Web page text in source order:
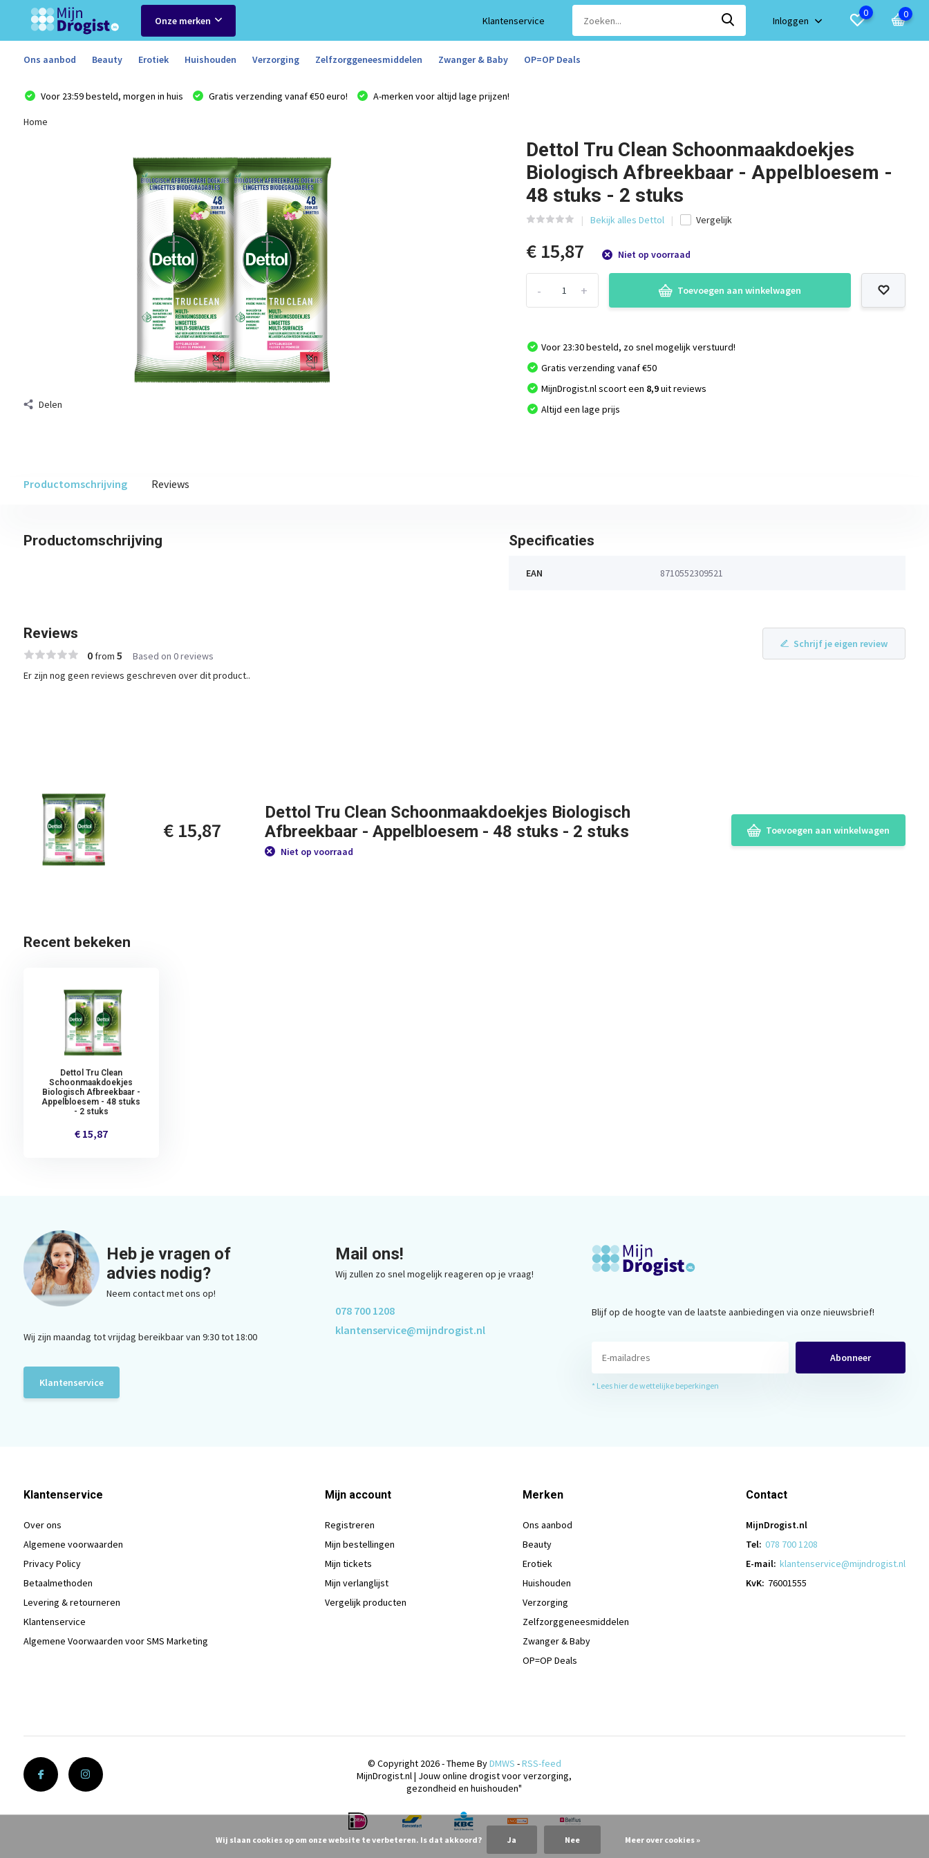
Onze merken Klantenservice Inloggen
0 0
Ons aanbod Beauty Erotiek Huishouden Verzorging Zelfzorggeneesmiddelen Zwanger & Baby OP=OP Deals
Voor 23:59 besteld, morgen in huis Gratis verzending vanaf €50 euro! A-merken voor altijd lage prijzen!
Home
Delen
Dettol Tru Clean Schoonmaakdoekjes
Biologisch Afbreekbaar - Appelbloesem -
48 stuks - 2 stuks
Bekijk alles Dettol Vergelijk
€ 15,87 Niet op voorraad
+
- Toevoegen aan winkelwagen
Voor 23:30 besteld, zo snel mogelijk verstuurd!
Gratis verzending vanaf €50
MijnDrogist.nl scoort een 8,9uit reviews
Altijd een lage prijs
Productomschrijving Reviews
Productomschrijving Specificaties
EAN 8710552309521
Reviews
0from 5 Based on 0 reviews
Schrijf je eigen review
Er zijn nog geen reviews geschreven over dit product..
€ 15,87
Dettol Tru Clean Schoonmaakdoekjes Biologisch
Afbreekbaar - Appelbloesem - 48 stuks - 2 stuks
Niet op voorraad
Toevoegen aan winkelwagen
Recent bekeken
Dettol Tru Clean
Schoonmaakdoekjes
Biologisch Afbreekbaar -
Appelbloesem - 48 stuks
- 2 stuks
€ 15,87
Heb je vragen of
advies nodig?
Neem contact met ons op!
Wij zijn maandag tot vrijdag bereikbaar van 9:30 tot 18:00
Klantenservice
Mail ons!
Wij zullen zo snel mogelijk reageren op je vraag!
078 700 1208
klantenservice@mijndrogist.nl
Blijf op de hoogte van de laatste aanbiedingen via onze nieuwsbrief!
Abonneer
* Lees hier de wettelijke beperkingen
Klantenservice
Over ons
Algemene voorwaarden
Privacy Policy
Betaalmethoden
Levering & retourneren
Klantenservice
Algemene Voorwaarden voor SMS Marketing
Mijn account
Registreren
Mijn bestellingen
Mijn tickets
Mijn verlanglijst
Vergelijk producten
Merken
Ons aanbod
Beauty
Erotiek
Huishouden
Verzorging
Zelfzorggeneesmiddelen
Zwanger & Baby
OP=OP Deals
Contact
MijnDrogist.nl
Tel: 078 700 1208
E-mail: klantenservice@mijndrogist.nl
KvK: 76001555
© Copyright 2026 - Theme ByDMWS -RSS-feed
MijnDrogist.nl | Jouw online drogist voor verzorging,
gezondheid en huishouden"
Wij slaan cookies op om onze website te verbeteren. Is dat akkoord? Ja Nee Meer over cookies »